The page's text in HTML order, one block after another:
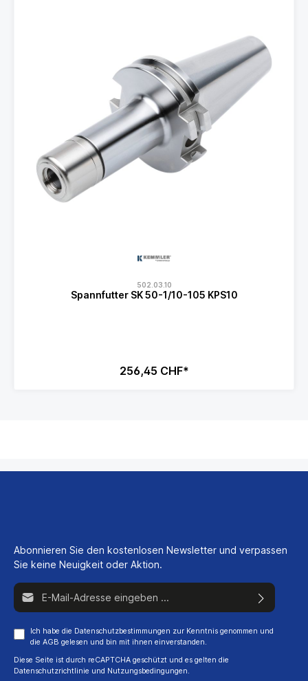
502.03.10
Spannfutter SK 50-1/10-105 KPS10
256,45 CHF*
Abonnieren Sie den kostenlosen Newsletter und verpassen
Sie keine Neuigkeit oder Aktion.
E-Mail-Adresse*
Ich habe die Datenschutzbestimmungen zur Kenntnis genommen und
die AGB gelesen und bin mit ihnen einverstanden.
Diese Seite ist durch reCAPTCHA geschützt und es gelten die
Datenschutzrichtlinie und Nutzungsbedingungen.